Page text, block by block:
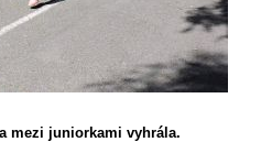
mezi juniorkami vyhrála.